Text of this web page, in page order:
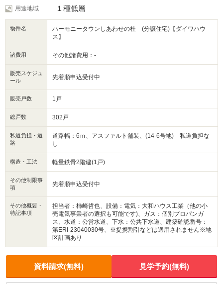
用途地域 １種低層
物件名
ハーモニータウンしあわせの杜 (分譲住宅)【ダイワハウ
ス】
諸費用 その他諸費用：-
販売スケジュ
ール
先着順申込受付中
販売戸数 1戸
総戸数 302戸
私道負担・道
路
道路幅：6ｍ、アスファルト舗装、(14-6号地) 私道負担な
し
構造・工法 軽量鉄骨2階建(1戸)
その他制限事
項
先着順申込受付中
その他概要・
特記事項
担当者：柿崎哲也、設備：電気：大和ハウス工業（他の小
売電気事業者の選択も可能です)、ガス：個別プロパンガ
ス、水道：公営水道、下水：公共下水道、建築確認番号：
第ERI-23040030号、※提携割引などは適用されません※地
区計画あり
資料請求(無料) 見学予約(無料)